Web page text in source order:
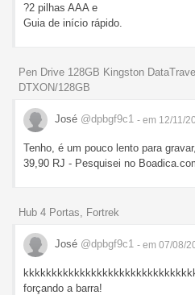
?2 pilhas AAA e
Guia de início rápido.
Pen Drive 128GB Kingston
DTXON/128GB
José @dpbgf9c1 - em 12/11/
Tenho, é um pouco lento para
39,90 RJ - Pesquisei no
Hub 4 Portas, Fortrek
José @dpbgf9c1 - em 07/08/
forçando a barra!